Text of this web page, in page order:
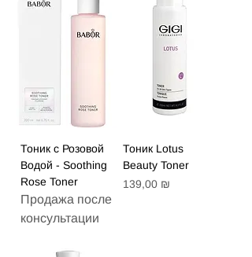
Тоник с Розовой
Водой - Soothing
Rose Toner
Продажа после
консультации
Тоник Lotus
Beauty Toner
Цена
139,00 ₪